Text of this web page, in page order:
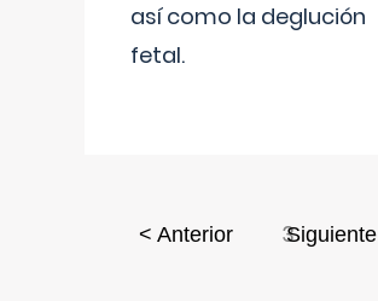
así como la deglución
fetal.
< Anterior 3